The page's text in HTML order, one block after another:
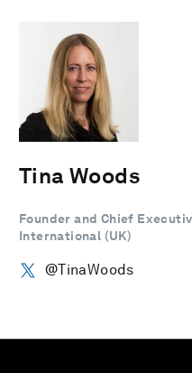
Tina Woods
Founder and Chief
International (UK)
@TinaWoods